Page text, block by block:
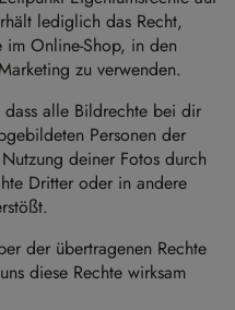
lediglich das Recht,
im Online-Shop, in den
zu verwenden.
dass alle Bildrechte bei dir
Personen der
deiner Fotos durch
Dritter oder in andere
der übertragenen Rechte
diese Rechte wirksam